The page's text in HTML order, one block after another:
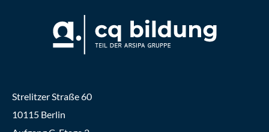
Strelitzer Straße 60
10115 Berlin